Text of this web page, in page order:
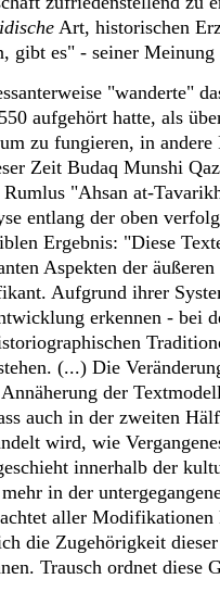
Art, historischen
gibt es" - seiner
"wanderte"
aufgehört hatte, als
zu fungieren, in
Zeit Budaq Munshi
"Ahsan at-
entlang der oben
Ergebnis: "Diese
Aspekten der
Aufgrund ihrer
erkennen - bei
(...) Die
der
auch in der zweiten
wird, wie
innerhalb der
in der
aller Modifikationen
die Zugehörigkeit
Trausch ordnet